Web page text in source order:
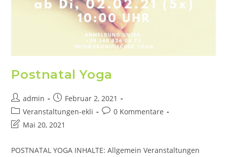
Postnatal Yoga
admin
Februar 2, 2021
Veranstaltungen-ekli
0 Kommentare
Mai 20, 2021
POSTNATAL YOGA INHALTE: Allgemein Veranstaltungen